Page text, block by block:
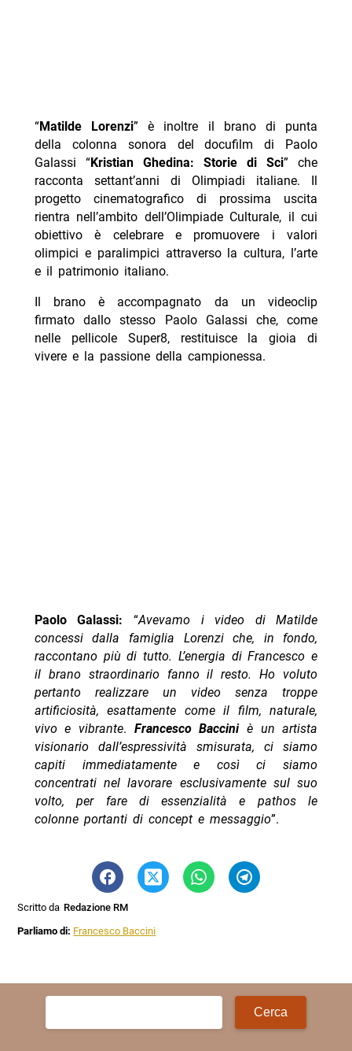
“Matilde Lorenzi” è inoltre il brano di punta
della colonna sonora del docufilm di Paolo
Galassi “Kristian Ghedina: Storie di Sci” che
racconta settant’anni di Olimpiadi italiane. Il
progetto cinematografico di prossima uscita
rientra nell’ambito dell’Olimpiade Culturale, il cui
obiettivo è celebrare e promuovere i valori
olimpici e paralimpici attraverso la cultura, l’arte
e il patrimonio italiano.
Il brano è accompagnato da un videoclip
firmato dallo stesso Paolo Galassi che, come
nelle pellicole Super8, restituisce la gioia di
vivere e la passione della campionessa.
Paolo Galassi: “Avevamo i video di Matilde
concessi dalla famiglia Lorenzi che, in fondo,
raccontano più di tutto. L’energia di Francesco e
il brano straordinario fanno il resto. Ho voluto
pertanto realizzare un video senza troppe
artificiosità, esattamente come il film, naturale,
vivo e vibrante. Francesco Bacciniè un artista
visionario dall’espressività smisurata, ci siamo
capiti immediatamente e così ci siamo
concentrati nel lavorare esclusivamente sul suo
volto, per fare di essenzialità e pathos le
colonne portanti di concept e messaggio”.
Scritto da Redazione RM
Parliamo di: Francesco Baccini
Ricerca